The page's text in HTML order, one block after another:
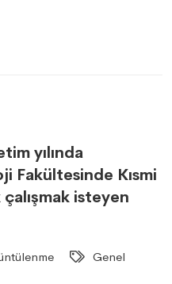
yılında
Fakültesinde Kısmi
isteyen
Genel